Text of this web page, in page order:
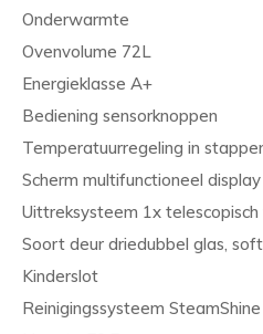
Onderwarmte
Ovenvolume 72L
Energieklasse A+
Bediening sensorknoppen
Temperatuurregeling in
Scherm multifunctioneel display
Uittreksysteem 1x
Soort deur driedubbel glas,
Kinderslot
Reinigingssysteem SteamShine